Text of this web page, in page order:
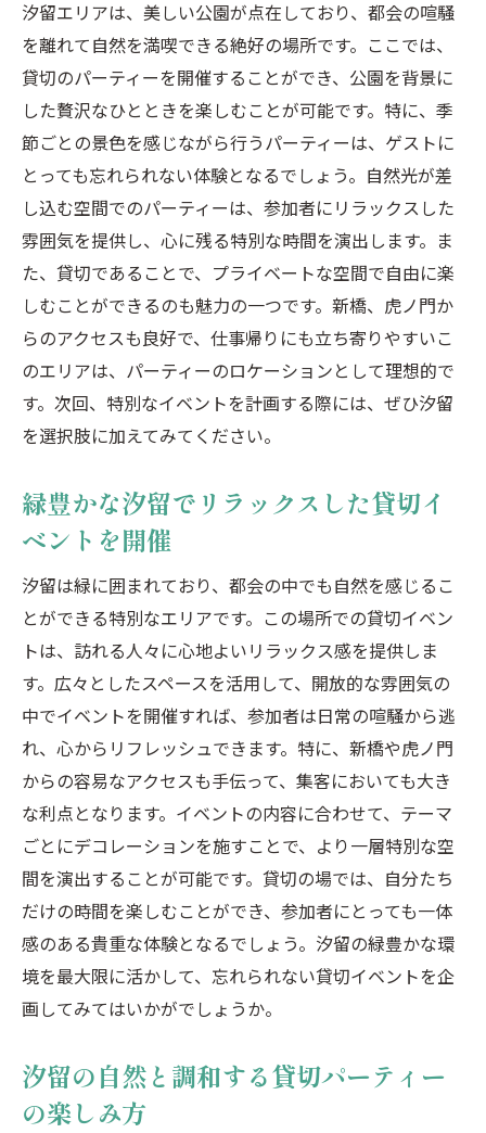
汐留エリアは、美しい公園が点在しており、都会の喧騒
を離れて自然を満喫できる絶好の場所です。ここでは、
貸切のパーティーを開催することができ、公園を背景に
した贅沢なひとときを楽しむことが可能です。特に、季
節ごとの景色を感じながら行うパーティーは、ゲストに
とっても忘れられない体験となるでしょう。自然光が差
し込む空間でのパーティーは、参加者にリラックスした
雰囲気を提供し、心に残る特別な時間を演出します。ま
た、貸切であることで、プライベートな空間で自由に楽
しむことができるのも魅力の一つです。新橋、虎ノ門か
らのアクセスも良好で、仕事帰りにも立ち寄りやすいこ
のエリアは、パーティーのロケーションとして理想的で
す。次回、特別なイベントを計画する際には、ぜひ汐留
を選択肢に加えてみてください。
緑豊かな汐留でリラックスした貸切イ
ベントを開催
汐留は緑に囲まれており、都会の中でも自然を感じるこ
とができる特別なエリアです。この場所での貸切イベン
トは、訪れる人々に心地よいリラックス感を提供しま
す。広々としたスペースを活用して、開放的な雰囲気の
中でイベントを開催すれば、参加者は日常の喧騒から逃
れ、心からリフレッシュできます。特に、新橋や虎ノ門
からの容易なアクセスも手伝って、集客においても大き
な利点となります。イベントの内容に合わせて、テーマ
ごとにデコレーションを施すことで、より一層特別な空
間を演出することが可能です。貸切の場では、自分たち
だけの時間を楽しむことができ、参加者にとっても一体
感のある貴重な体験となるでしょう。汐留の緑豊かな環
境を最大限に活かして、忘れられない貸切イベントを企
画してみてはいかがでしょうか。
汐留の自然と調和する貸切パーティー
の楽しみ方